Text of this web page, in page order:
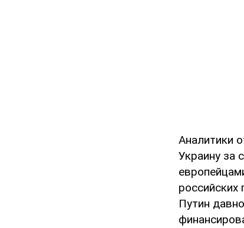
Аналитики
Украину за
российских
Путин